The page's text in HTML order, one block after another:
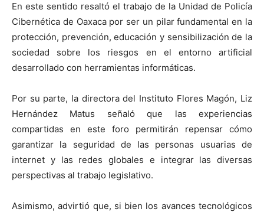
En este sentido resaltó el trabajo de la Unidad de Policía
Cibernética de Oaxaca por ser un pilar fundamental en la
protección, prevención, educación y sensibilización de la
sociedad sobre los riesgos en el entorno artificial
desarrollado con herramientas informáticas.
Por su parte, la directora del Instituto Flores Magón, Liz
Hernández Matus señaló que las experiencias
compartidas en este foro permitirán repensar cómo
garantizar la seguridad de las personas usuarias de
internet y las redes globales e integrar las diversas
perspectivas al trabajo legislativo.
Asimismo, advirtió que, si bien los avances tecnológicos